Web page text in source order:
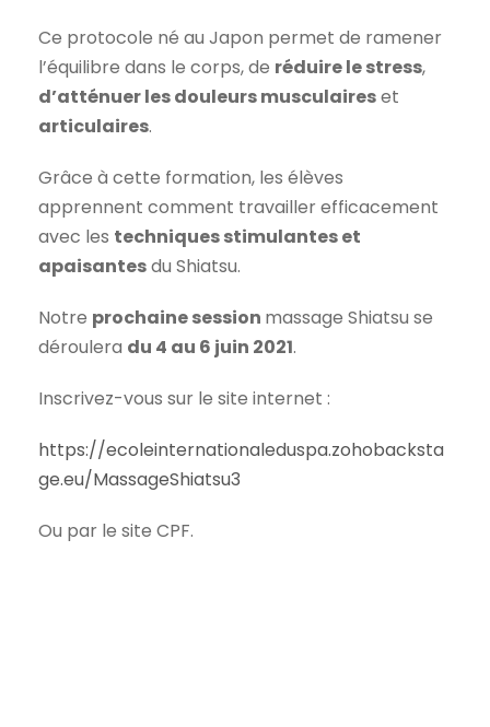
Ce protocole né au Japon permet de ramener
l’équilibre dans le corps, de réduire le stress,
d’atténuer les douleurs musculaireset
articulaires.
Grâce à cette formation, les élèves
apprennent comment travailler efficacement
avec les techniques stimulantes et
apaisantesdu Shiatsu.
Notre prochaine session massage Shiatsu se
déroulera du 4 au 6 juin 2021.
Inscrivez-vous sur le site internet :
https://ecoleinternationaleduspa.zohobacksta
ge.eu/MassageShiatsu3
Ou par le site CPF.